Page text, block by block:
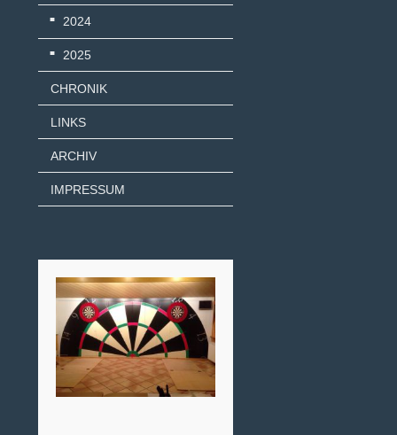
2024
2025
CHRONIK
LINKS
ARCHIV
IMPRESSUM